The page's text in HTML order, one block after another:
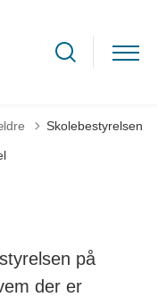
Skolebestyrelsen
på
der er